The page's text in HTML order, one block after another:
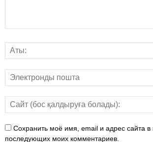
Сохранить моё имя, email и адрес сайта в
последующих моих комментариев.